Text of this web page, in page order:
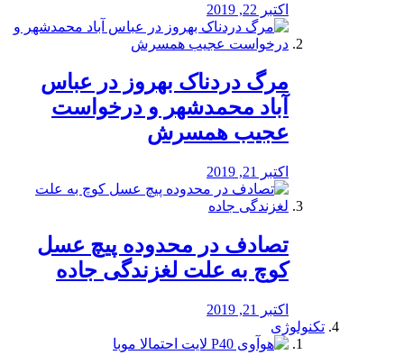
اکتبر 22, 2019
مرگ دردناک بهروز در عباس
آباد محمدشهر و درخواست
عجیب همسرش
اکتبر 21, 2019
تصادف در محدوده پیچ عسل
کوچ به علت لغزندگی جاده
اکتبر 21, 2019
تکنولوژی